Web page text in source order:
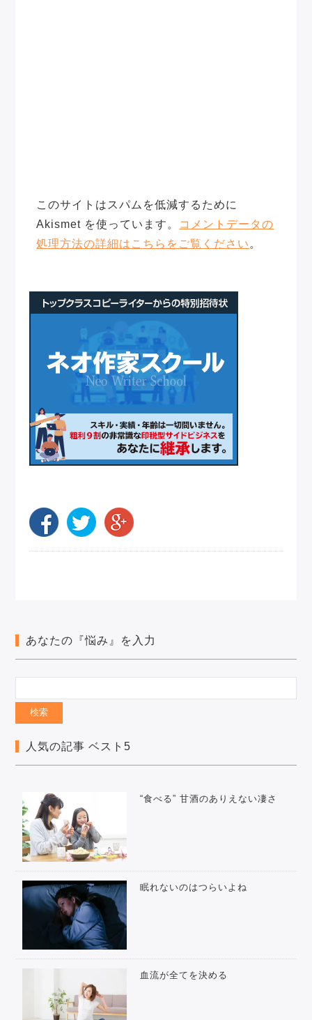
このサイトはスパムを低減するために
Akismet を使っています。 コメントデータの
処理方法の詳細はこちらをご覧ください 。
あなたの『悩み』を入力
人気の記事 ベスト5
“食べる” 甘酒のありえない凄さ
眠れないのはつらいよね
血流が全てを決める